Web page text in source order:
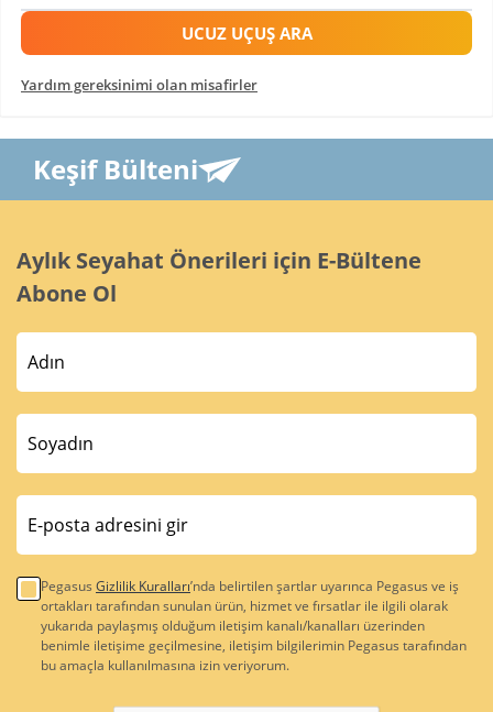
UCUZ UÇUŞ ARA
Yardım gereksinimi olan misafirler
Keşif Bülteni
Aylık Seyahat Önerileri için E-Bültene
Abone Ol
Pegasus Gizlilik Kuralları’nda belirtilen şartlar uyarınca Pegasus ve iş
ortakları tarafından sunulan ürün, hizmet ve fırsatlar ile ilgili olarak
yukarıda paylaşmış olduğum iletişim kanalı/kanalları üzerinden
benimle iletişime geçilmesine, iletişim bilgilerimin Pegasus tarafından
bu amaçla kullanılmasına izin veriyorum.